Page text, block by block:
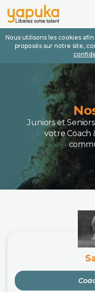
Nous utilisons les cookies
proposés sur notre site,
Juniors et
votre Coach